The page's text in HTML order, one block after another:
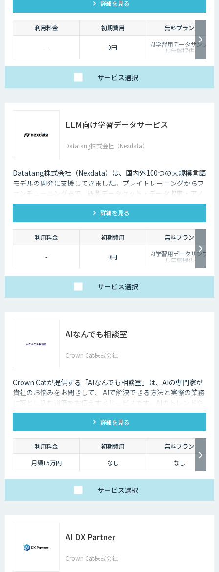
詳細を見る
利用料金 初期費用 無料プラン
- 0円 AI学習用データサンプ
ル無償提供
サービス選択
LLM向け学習データサービス
Datatang株式会社（Nexdata）
Datatang株式会社（Nexdata）は、国内外100つの大規模言語
モデルの開発に支援してきました。プレイトレーニングからフ
ァンチューニングまで、既製データセット・データ収集・アノ
テーションを一気貫通して提供しております。
詳細を見る
利用料金 初期費用 無料プラン
- 0円 AI学習用データサンプ
ル無償提供
サービス選択
AIなんでも相談室
Crown Cat株式会社
Crown Catが提供する「AIなんでも相談室」は、AIの専門家が
貴社のお悩みをお聞きして、 AIで解決できる方法と実際の業務
に落とし込む道筋をお伝えするサービスです。AIのトレンドや
最新の事例はもちろん、自社にあった活用を安価にクイックに
詳細を見る
利用料金 初期費用
無料プラン
月額15万円
なし なし
サービス選択
AI DX Partner
Crown Cat株式会社